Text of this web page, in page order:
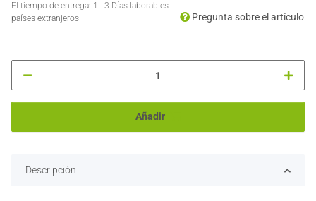
El tiempo de entrega: 1 - 3 Días laborables
países extranjeros
Pregunta sobre el artículo
Añadir
Descripción